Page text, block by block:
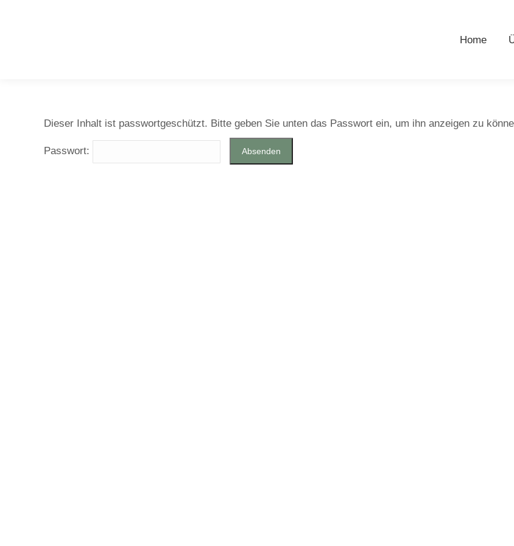
Home
Dieser Inhalt ist passwortgeschützt. Bitte geben Sie unten das Passwort ein, um ihn anzeigen zu
Passwort: